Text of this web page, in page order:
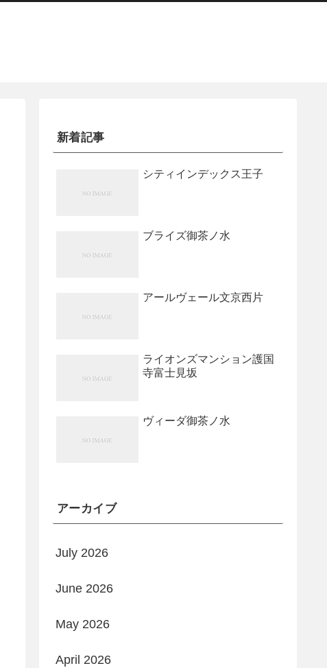
新着記事
シティインデックス王子
ブライズ御茶ノ水
アールヴェール文京西片
ライオンズマンション護国
寺富士見坂
ヴィーダ御茶ノ水
アーカイブ
July 2026
June 2026
May 2026
April 2026